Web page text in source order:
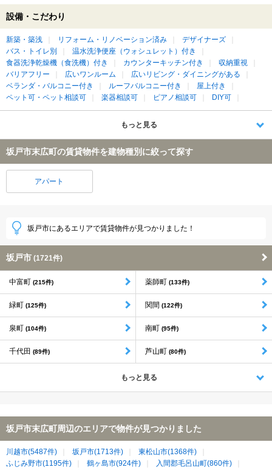
設備・こだわり
新築・築浅 リフォーム・リノベーション済み
デザイナーズ
バス・トイレ別
温水洗浄便座（ウォシュレット）付き
食器洗浄乾燥機（食洗機）付き
カウンターキッチン付き
収納重視
バリアフリー
広いワンルーム
広いリビング・ダイニングがある
ベランダ・バルコニー付き
ルーフバルコニー付き
屋上付き
ペット可・ペット相談可
楽器相談可 ピアノ相談可 DIY可
もっと見る
坂戸市末広町の賃貸物件を建物種別に絞って探す
アパート
坂戸市にあるエリアで賃貸物件が見つかりました！
坂戸市 (1721件)
中富町 (215件) 薬師町 (133件)
緑町 (125件) 関間 (122件)
泉町 (104件) 南町 (95件)
千代田 (89件) 芦山町 (80件)
もっと見る
坂戸市末広町周辺のエリアで物件が見つかりました
川越市(5487件) 坂戸市(1713件)
東松山市(1368件)
ふじみ野市(1195件)
鶴ヶ島市(924件)
入間郡毛呂山町(860件)